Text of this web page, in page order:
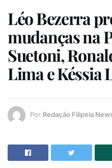
Léo Bezerra
mudanças na
Suetoni,
Lima e Késsia
Por Redação Filipeia